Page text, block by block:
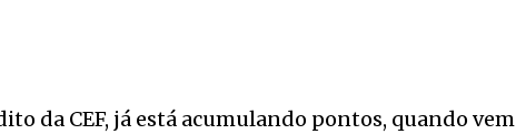
da CEF, já está acumulando pontos, quando vem